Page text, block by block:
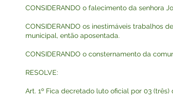
CONSIDERANDO o falecimento da senhora
CONSIDERANDO os inestimáveis trabalhos
municipal, então aposentada.
CONSIDERANDO o consternamento da
RESOLVE:
Art. 1º Fica decretado luto oficial por 03